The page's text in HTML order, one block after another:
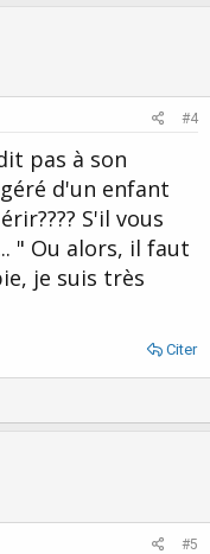
v
t
e
#4
pas à son
d'un enfant
S'il vous
" Ou alors, il faut
je suis très
Citer
o
#5